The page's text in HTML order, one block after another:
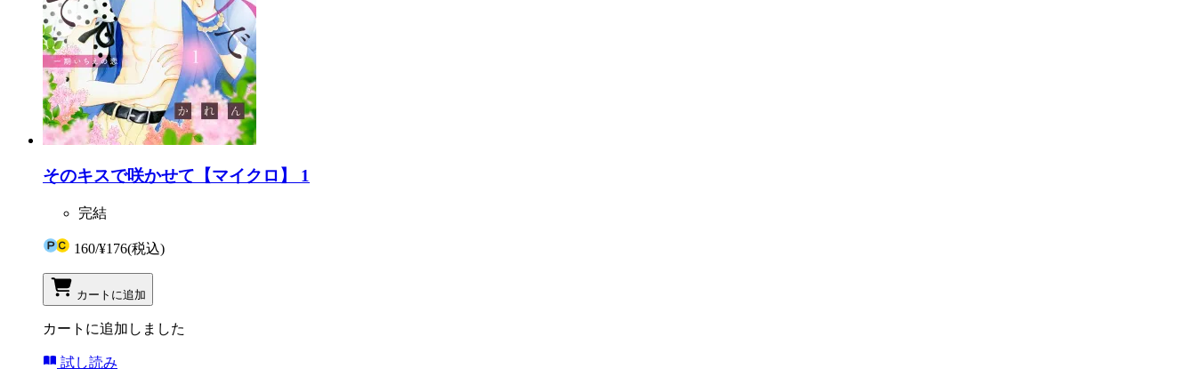
そのキスで咲かせて【マイクロ】 1
完結
160/¥176(税込)
カートに追加
カートに追加しました
試し読み